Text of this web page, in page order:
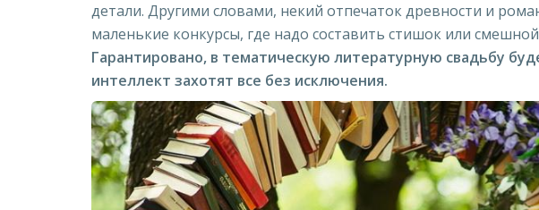
детали. Другими словами, некий отпечаток древности и
маленькие конкурсы, где надо составить стишок или
Гарантировано, в тематическую литературную свадьбу
интеллект захотят все без исключения.